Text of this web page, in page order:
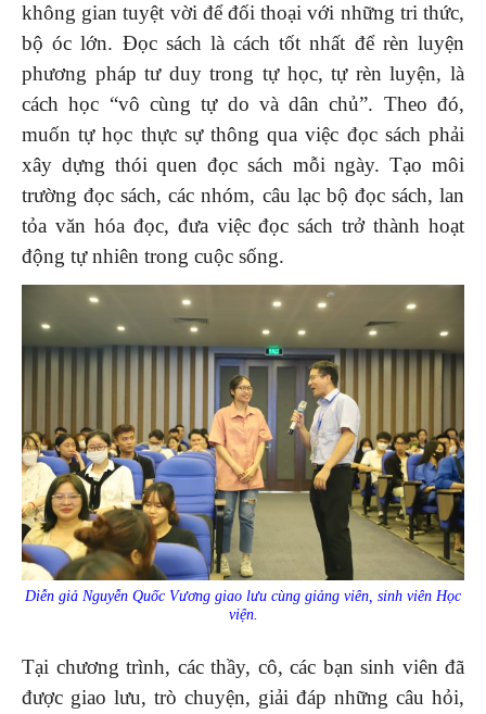
không gian tuyệt vời để đối thoại với những tri thức,
bộ óc lớn. Đọc sách là cách tốt nhất để rèn luyện
phương pháp tư duy trong tự học, tự rèn luyện, là
cách học “vô cùng tự do và dân chủ”. Theo đó,
muốn tự học thực sự thông qua việc đọc sách phải
xây dựng thói quen đọc sách mỗi ngày. Tạo môi
trường đọc sách, các nhóm, câu lạc bộ đọc sách, lan
tỏa văn hóa đọc, đưa việc đọc sách trở thành hoạt
động tự nhiên trong cuộc sống.
Diễn giả Nguyễn Quốc Vương giao lưu cùng giảng viên, sinh viên Học
viện.
Tại chương trình, các thầy, cô, các bạn sinh viên đã
được giao lưu, trò chuyện, giải đáp những câu hỏi,